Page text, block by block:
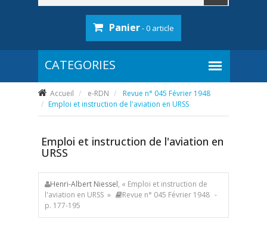
Panier- 0 article
Accueil e-RDN
Revue n° 045 Février 1948
Emploi et instruction de l'aviation en URSS
Emploi et instruction de l'aviation en
URSS
Henri-Albert Niessel, « Emploi et instruction de
l'aviation en URSS »
Revue n° 045 Février 1948 -
p. 177-195